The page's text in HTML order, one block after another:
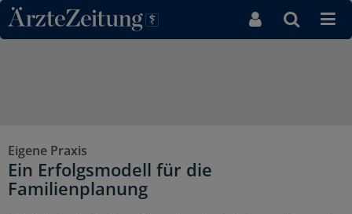
Direkt zum Inhaltsbereich
Eigene Praxis
Ein Erfolgsmodell für die
Familienplanung